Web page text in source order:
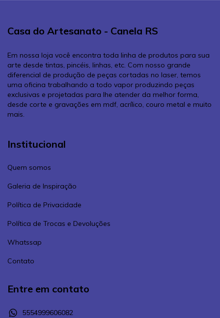
Casa do Artesanato - Canela RS
Em nossa loja você encontra toda linha de produtos para sua
arte desde tintas, pincéis, linhas, etc. Com nosso grande
diferencial de produção de peças cortadas no laser, temos
uma oficina trabalhando a todo vapor produzindo peças
exclusivas e projetadas para lhe atender da melhor forma,
desde corte e gravações em mdf, acrílico, couro metal e muito
mais.
Institucional
Quem somos
Galeria de Inspiração
Política de Privacidade
Política de Trocas e Devoluções
Whatssap
Contato
Entre em contato
5554999606082